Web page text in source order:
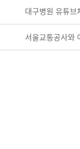
대구병원 유튜
서울교통공사와